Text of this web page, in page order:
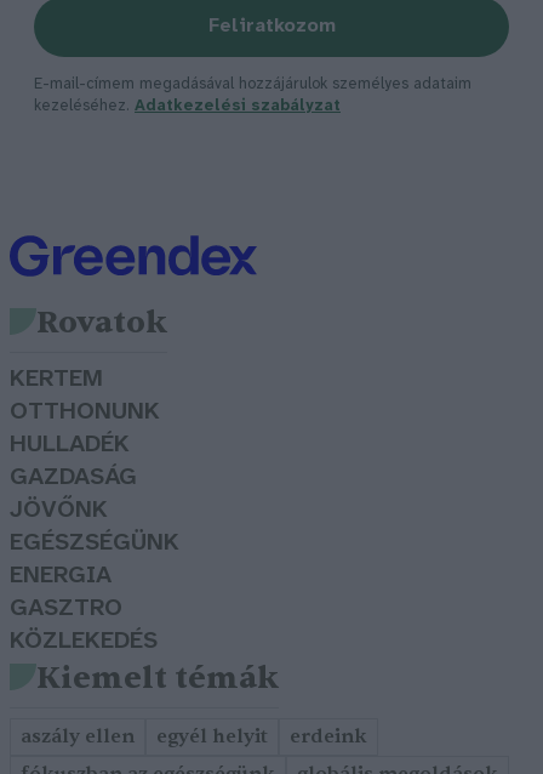
Feliratkozom
E-mail-címem megadásával hozzájárulok személyes adataim
kezeléséhez. Adatkezelési szabályzat
Rovatok
KERTEM
OTTHONUNK
HULLADÉK
GAZDASÁG
JÖVŐNK
EGÉSZSÉGÜNK
ENERGIA
GASZTRO
KÖZLEKEDÉS
Kiemelt témák
aszály ellen egyél helyit
erdeink